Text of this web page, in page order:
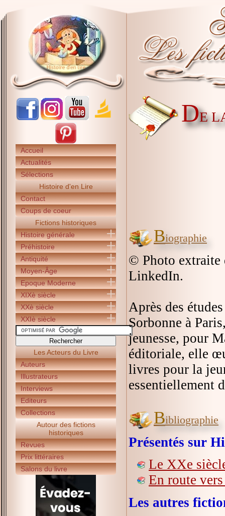
Accueil
Actualités
Sélections
Histoire d'en Lire
Contact
Coups de coeur
Fictions historiques
Histoire générale
Préhistoire
Antiquité
Moyen-Âge
Epoque Moderne
XIXè siècle
XXè siècle
XXIè siècle
Les Acteurs du Livre
Auteurs
Illustrateurs
Interviews
Editeurs
Collections
Autour des fictions
historiques
Revues
Prix littéraires
Salons du livre
DE
Biographie
© Photo extraite
LinkedIn.
Après des
Sorbonne à
jeunesse, pour
éditoriale, elle
livres pour la
essentiellement
Bibliographie
Présentés sur
Le XXe
En route
Les autres